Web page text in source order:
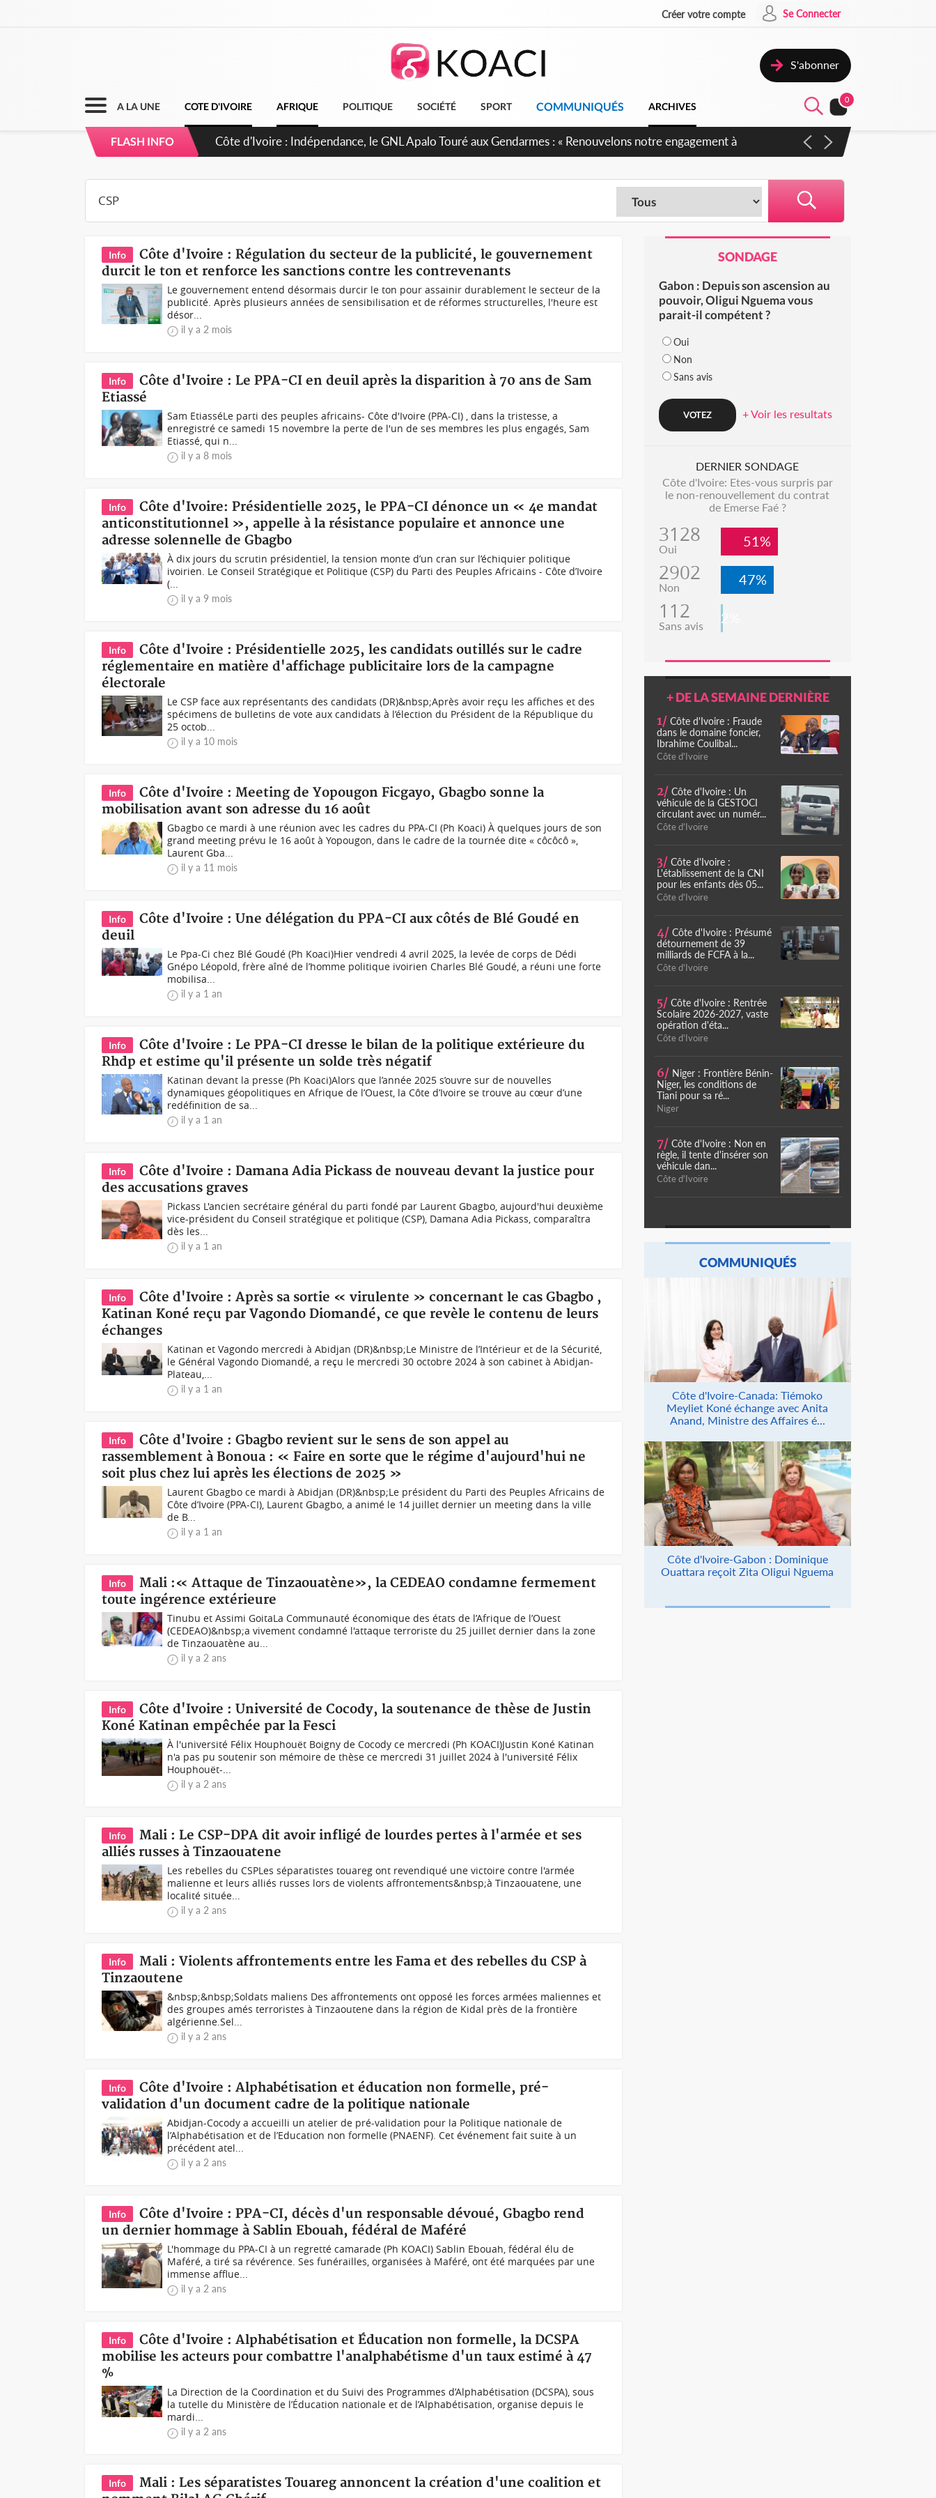
Créer votre compte Se Connecter
S'abonner
A LA UNE COTE D'IVOIRE AFRIQUE POLITIQUE SOCIÉTÉ SPORT COMMUNIQUÉS ARCHIVES
0
FLASH INFO
Sierra Leone : Un projet de réforme constitutionnelle en gestation, points clés des amendements, un exclu
Info
Côte d'Ivoire : Régulation du secteur de la publicité, le gouvernement
durcit le ton et renforce les sanctions contre les contrevenants
Le gouvernement entend désormais durcir le ton pour assainir durablement le secteur de la
publicité. Après plusieurs années de sensibilisation et de réformes structurelles, l'heure est
désor...
il y a 2 mois
Info
Côte d'Ivoire : Le PPA-CI en deuil après la disparition à 70 ans de Sam
Etiassé
Sam EtiasséLe parti des peuples africains- Côte d'Ivoire (PPA-CI) , dans la tristesse, a
enregistré ce samedi 15 novembre la perte de l'un de ses membres les plus engagés, Sam
Etiassé, qui n...
il y a 8 mois
Info
Côte d'Ivoire: Présidentielle 2025, le PPA-CI dénonce un « 4e mandat
anticonstitutionnel », appelle à la résistance populaire et annonce une
adresse solennelle de Gbagbo
À dix jours du scrutin présidentiel, la tension monte d’un cran sur l’échiquier politique
ivoirien. Le Conseil Stratégique et Politique (CSP) du Parti des Peuples Africains - Côte d’Ivoire
(...
il y a 9 mois
Info
Côte d'Ivoire : Présidentielle 2025, les candidats outillés sur le cadre
réglementaire en matière d'affichage publicitaire lors de la campagne
électorale
Le CSP face aux représentants des candidats (DR)&nbsp;Après avoir reçu les affiches et des
spécimens de bulletins de vote aux candidats à l’élection du Président de la République du
25 octob...
il y a 10 mois
Info
Côte d'Ivoire : Meeting de Yopougon Ficgayo, Gbagbo sonne la
mobilisation avant son adresse du 16 août
Gbagbo ce mardi à une réunion avec les cadres du PPA-CI (Ph Koaci) À quelques jours de son
grand meeting prévu le 16 août à Yopougon, dans le cadre de la tournée dite « côcôcô »,
Laurent Gba...
il y a 11 mois
Info
Côte d'Ivoire : Une délégation du PPA-CI aux côtés de Blé Goudé en
deuil
Le Ppa-Ci chez Blé Goudé (Ph Koaci)Hier vendredi 4 avril 2025, la levée de corps de Dédi
Gnépo Léopold, frère aîné de l’homme politique ivoirien Charles Blé Goudé, a réuni une forte
mobilisa...
il y a 1 an
Info
Côte d'Ivoire : Le PPA-CI dresse le bilan de la politique extérieure du
Rhdp et estime qu'il présente un solde très négatif
Katinan devant la presse (Ph Koaci)Alors que l’année 2025 s’ouvre sur de nouvelles
dynamiques géopolitiques en Afrique de l’Ouest, la Côte d’Ivoire se trouve au cœur d’une
redéfinition de sa...
il y a 1 an
Info
Côte d'Ivoire : Damana Adia Pickass de nouveau devant la justice pour
des accusations graves
Pickass L'ancien secrétaire général du parti fondé par Laurent Gbagbo, aujourd'hui deuxième
vice-président du Conseil stratégique et politique (CSP), Damana Adia Pickass, comparaîtra
dès les...
il y a 1 an
Info
Côte d'Ivoire : Après sa sortie « virulente » concernant le cas Gbagbo ,
Katinan Koné reçu par Vagondo Diomandé, ce que revèle le contenu de leurs
échanges
Katinan et Vagondo mercredi à Abidjan (DR)&nbsp;Le Ministre de l’Intérieur et de la Sécurité,
le Général Vagondo Diomandé, a reçu le mercredi 30 octobre 2024 à son cabinet à Abidjan-
Plateau,...
il y a 1 an
Info
Côte d'Ivoire : Gbagbo revient sur le sens de son appel au
rassemblement à Bonoua : « Faire en sorte que le régime d'aujourd'hui ne
soit plus chez lui après les élections de 2025 »
Laurent Gbagbo ce mardi à Abidjan (DR)&nbsp;Le président du Parti des Peuples Africains de
Côte d’Ivoire (PPA-CI), Laurent Gbagbo, a animé le 14 juillet dernier un meeting dans la ville
de B...
il y a 1 an
Info
Mali :« Attaque de Tinzaouatène», la CEDEAO condamne fermement
toute ingérence extérieure
Tinubu et Assimi GoitaLa Communauté économique des états de l’Afrique de l’Ouest
(CEDEAO)&nbsp;a vivement condamné l'attaque terroriste du 25 juillet dernier dans la zone
de Tinzaouatène au...
il y a 2 ans
Info
Côte d'Ivoire : Université de Cocody, la soutenance de thèse de Justin
Koné Katinan empêchée par la Fesci
À l'université Félix Houphouët Boigny de Cocody ce mercredi (Ph KOACI)Justin Koné Katinan
n'a pas pu soutenir son mémoire de thèse ce mercredi 31 juillet 2024 à l'université Félix
Houphouët-...
il y a 2 ans
Info
Mali : Le CSP-DPA dit avoir infligé de lourdes pertes à l'armée et ses
alliés russes à Tinzaouatene
Les rebelles du CSPLes séparatistes touareg ont revendiqué une victoire contre l'armée
malienne et leurs alliés russes lors de violents affrontements&nbsp;à Tinzaouatene, une
localité située...
il y a 2 ans
Info
Mali : Violents affrontements entre les Fama et des rebelles du CSP à
Tinzaoutene
&nbsp;&nbsp;Soldats maliens Des affrontements ont opposé les forces armées maliennes et
des groupes amés terroristes à Tinzaoutene dans la région de Kidal près de la frontière
algérienne.Sel...
il y a 2 ans
Info
Côte d'Ivoire : Alphabétisation et éducation non formelle, pré-
validation d'un document cadre de la politique nationale
Abidjan-Cocody a accueilli un atelier de pré-validation pour la Politique nationale de
l’Alphabétisation et de l’Education non formelle (PNAENF). Cet événement fait suite à un
précédent atel...
il y a 2 ans
Info
Côte d'Ivoire : PPA-CI, décès d'un responsable dévoué, Gbagbo rend
un dernier hommage à Sablin Ebouah, fédéral de Maféré
L'hommage du PPA-CI à un regretté camarade (Ph KOACI) Sablin Ebouah, fédéral élu de
Maféré, a tiré sa révérence. Ses funérailles, organisées à Maféré, ont été marquées par une
immense afflue...
il y a 2 ans
Info
Côte d'Ivoire : Alphabétisation et Éducation non formelle, la DCSPA
mobilise les acteurs pour combattre l'analphabétisme d'un taux estimé à 47
%
La Direction de la Coordination et du Suivi des Programmes d’Alphabétisation (DCSPA), sous
la tutelle du Ministère de l’Éducation nationale et de l’Alphabétisation, organise depuis le
mardi...
il y a 2 ans
Info
Mali : Les séparatistes Touareg annoncent la création d'une coalition et
SONDAGE
Gabon : Depuis son ascension au
pouvoir, Oligui Nguema vous
parait-il compétent ?
Oui
Non
Sans avis
+ Voir les resultats
DERNIER SONDAGE
Côte d'Ivoire: Etes-vous surpris par
le non-renouvellement du contrat
de Emerse Faé ?
3128
Oui 51%
2902
Non 47%
112
Sans avis 2%
+ DE LA SEMAINE DERNIÈRE
1/ Côte d'Ivoire : Fraude
dans le domaine foncier,
Ibrahime Coulibal...
Côte d'Ivoire
2/ Côte d'Ivoire : Un
véhicule de la GESTOCI
circulant avec un numér...
Côte d'Ivoire
3/ Côte d'Ivoire :
L'établissement de la CNI
pour les enfants dès 05...
Côte d'Ivoire
4/ Côte d'Ivoire : Présumé
détournement de 39
milliards de FCFA à la...
Côte d'Ivoire
5/ Côte d'Ivoire : Rentrée
Scolaire 2026-2027, vaste
opération d'éta...
Côte d'Ivoire
6/ Niger : Frontière Bénin-
Niger, les conditions de
Tiani pour sa ré...
Niger
7/ Côte d'Ivoire : Non en
règle, il tente d'insérer son
véhicule dan...
Côte d'Ivoire
COMMUNIQUÉS
Côte d'Ivoire-Canada: Tiémoko
Meyliet Koné échange avec Anita
Anand, Ministre des Affaires é...
Côte d'Ivoire-Gabon : Dominique
Ouattara reçoit Zita Oligui Nguema